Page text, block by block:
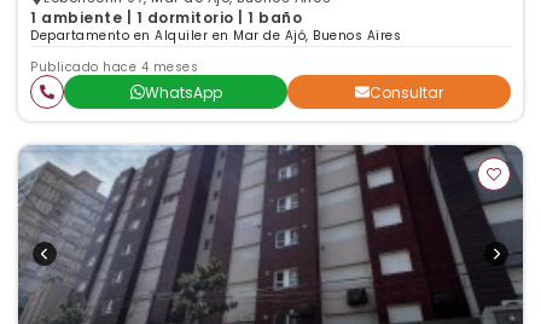
1 ambiente | 1 dormitorio | 1 baño
Departamento en Alquiler en Mar de Ajó, Buenos Aires
Publicado hace 4 meses
WhatsApp Consultar